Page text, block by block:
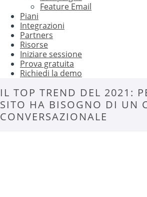
Feature Email
Piani
Integrazioni
Partners
Risorse
Iniziare sessione
Prova gratuita
Richiedi la demo
IL TOP TREND DEL 2021:
SITO HA BISOGNO DI UN
CONVERSAZIONALE